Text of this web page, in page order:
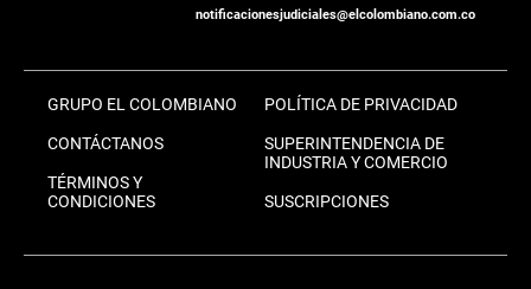
notificacionesjudiciales@elcolombiano.com.co
GRUPO EL COLOMBIANO
CONTÁCTANOS
TÉRMINOS Y
CONDICIONES
POLÍTICA DE PRIVACIDAD
SUPERINTENDENCIA DE
INDUSTRIA Y COMERCIO
SUSCRIPCIONES